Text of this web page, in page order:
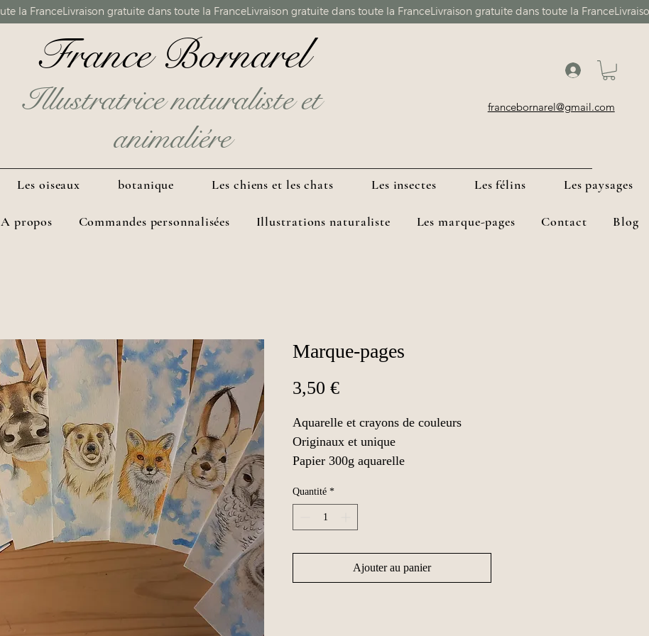
France Bornarel
Illustratrice naturaliste et
animaliére
francebornarel@gmail.com
Les oiseaux botanique Les chiens et les chats Les insectes Les félins Les paysages
A propos Commandes personnalisées Illustrations naturaliste Les marque-pages Contact Blog
Marque-pages
3,50 €Prix
Aquarelle et crayons de couleurs
Originaux et unique
Papier 300g aquarelle
vendu à l'unité
Sur commande personnalisée,
- pages
Quantité *
Ajouter au panier